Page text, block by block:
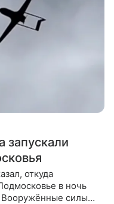
запускали
откуда
в ночь
силы